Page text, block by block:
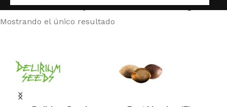
Inicio/Productos etiquetados “estimulante vegetativo”
Mostrando el único resultado